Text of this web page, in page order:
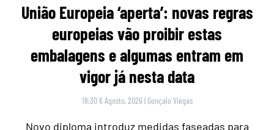
União Europeia ‘aperta’: novas regras
europeias vão proibir estas
embalagens e algumas entram em
vigor já nesta data
18:30 6 Agosto, 2026 | Gonçalo Viegas
Novo diploma introduz medidas faseadas para